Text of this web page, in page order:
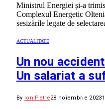
Ministrul Energiei și-a
Complexul Energetic
sesizările legate de
ACTUALITATE
Un nou
Un salariat a
By Ion Petre28 noiembrie 2023